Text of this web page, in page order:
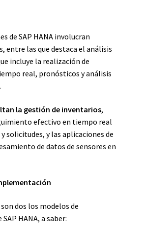
de SAP HANA involucran
entre las que destaca el análisis
incluye la realización de
real, pronósticos y análisis
la gestión de inventarios,
efectivo en tiempo real
solicitudes, y las aplicaciones de
de datos de sensores en
dos los modelos de
HANA, a saber: